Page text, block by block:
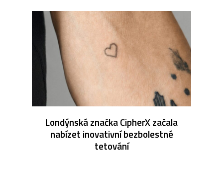
Londýnská značka CipherX začala
nabízet inovativní bezbolestné
tetování